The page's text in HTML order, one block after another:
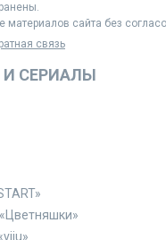
материалов сайта без
связь
СЕРИАЛЫ